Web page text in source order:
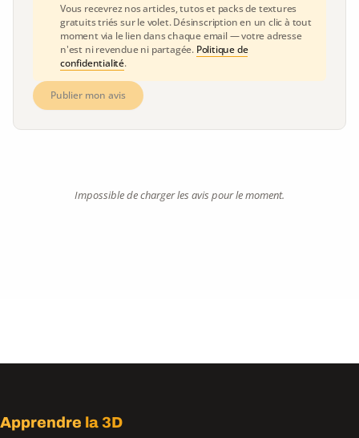
Vous recevrez nos articles, tutos et packs de textures
gratuits triés sur le volet. Désinscription en un clic à tout
moment via le lien dans chaque email — votre adresse
n'est ni revendue ni partagée. Politique de
confidentialité.
Publier mon avis
Impossible de charger les avis pour le moment.
Apprendre la 3D